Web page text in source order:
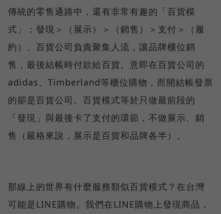
傳統的零售通路中，還有非常有趣的「百貨模
式」：發現＞（展示）＞（銷售）＞支付＞（履
約）。百貨公司負責聚集人流，讓品牌櫃位銷
售，最後結帳時付款給百貨。意即在百貨公司的
adidas、Timberland等櫃位購物，而開結帳發票
的卻是百貨公司。百貨模式等於只做最前段的
「發現」與最後卡了支付的環節，不做展示、銷
售（嚴格來說，展示是百貨和品牌各半）。
那線上的世界有什麼服務類似百貨模式？在台灣
可能是LINE購物。我們在LINE購物上發現商品，